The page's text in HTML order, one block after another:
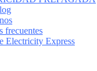
frecuentes
Electricity Express